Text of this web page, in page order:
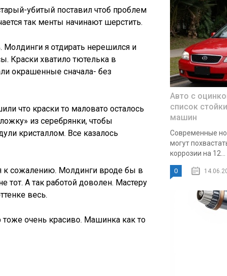
убитый поставил чтоб проблем
так менты начинают шерстить.
я отдирать нерешился и
Краски хватило тютелька в
окрашенные сначала- без
что краски то маловато осталось
из серебрянки, чтобы
кристаллом. Все казалось
к сожалению. Молдинги вроде бы в
тот. А так работой доволен. Мастеру
весь.
очень красиво. Машинка как то
Авто с
список
машин
Современные
могут
коррозии на 12...
0